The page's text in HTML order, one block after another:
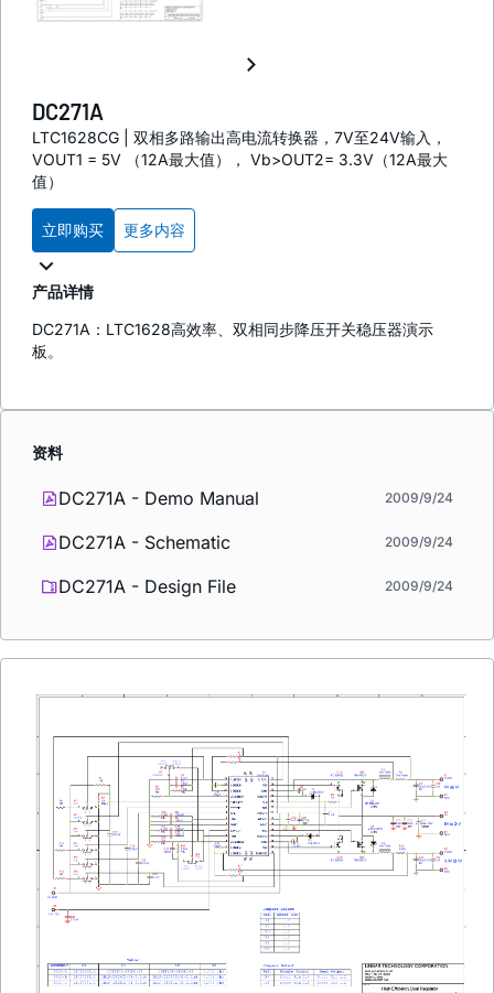
DC271A
LTC1628CG | 双相多路输出高电流转换器，7V至24V输入，
VOUT1 = 5V （12A最大值）， Vb>OUT2= 3.3V（12A最大
值）
立即购买 更多内容
产品详情
DC271A：LTC1628高效率、双相同步降压开关稳压器演示
板。
资料
DC271A - Demo Manual 2009/9/24
DC271A - Schematic 2009/9/24
DC271A - Design File 2009/9/24